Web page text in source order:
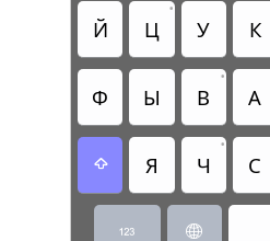
Й Ц
•
У К
Ф Ы В
•
А
 Я Ч
•
С
 